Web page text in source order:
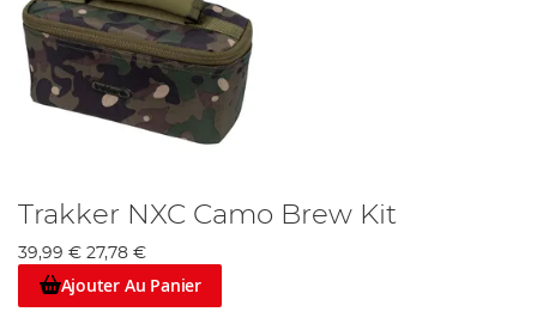
Trakker NXC Camo Brew Kit
39,99 € 27,78 €
Ajouter Au Panier